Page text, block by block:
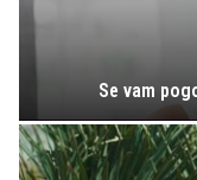
Se vam